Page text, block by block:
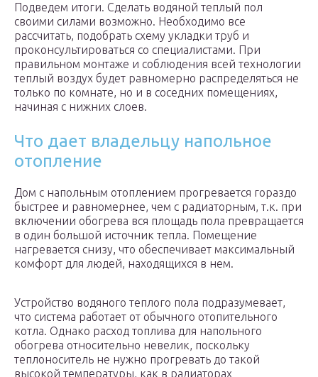
Подведем итоги. Сделать водяной теплый пол
своими силами возможно. Необходимо все
рассчитать, подобрать схему укладки труб и
проконсультироваться со специалистами. При
правильном монтаже и соблюдения всей технологии
теплый воздух будет равномерно распределяться не
только по комнате, но и в соседних помещениях,
начиная с нижних слоев.
Что дает владельцу напольное
отопление
Дом с напольным отоплением прогревается гораздо
быстрее и равномернее, чем с радиаторным, т.к. при
включении обогрева вся площадь пола превращается
в один большой источник тепла. Помещение
нагревается снизу, что обеспечивает максимальный
комфорт для людей, находящихся в нем.
Устройство водяного теплого пола подразумевает,
что система работает от обычного отопительного
котла. Однако расход топлива для напольного
обогрева относительно невелик, поскольку
теплоноситель не нужно прогревать до такой
высокой температуры, как в радиаторах